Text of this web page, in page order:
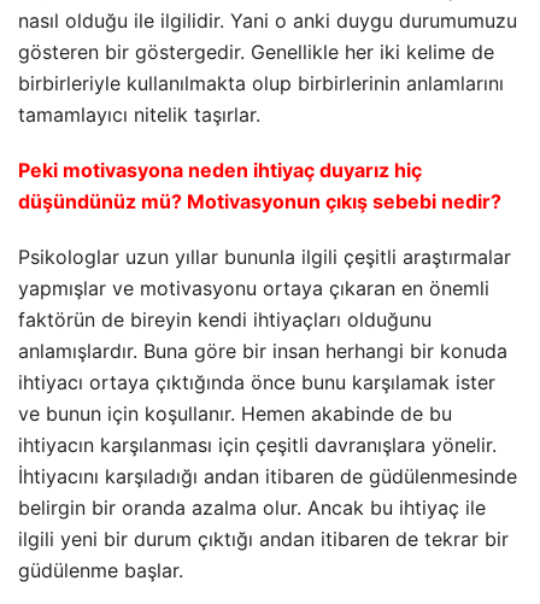
nasıl olduğu ile ilgilidir. Yani o anki duygu durumumuzu
gösteren bir göstergedir. Genellikle her iki kelime de
birbirleriyle kullanılmakta olup birbirlerinin anlamlarını
tamamlayıcı nitelik taşırlar.
Peki motivasyona neden ihtiyaç duyarız hiç
düşündünüz mü? Motivasyonun çıkış sebebi nedir?
Psikologlar uzun yıllar bununla ilgili çeşitli araştırmalar
yapmışlar ve motivasyonu ortaya çıkaran en önemli
faktörün de bireyin kendi ihtiyaçları olduğunu
anlamışlardır. Buna göre bir insan herhangi bir konuda
ihtiyacı ortaya çıktığında önce bunu karşılamak ister
ve bunun için koşullanır. Hemen akabinde de bu
ihtiyacın karşılanması için çeşitli davranışlara yönelir.
İhtiyacını karşıladığı andan itibaren de güdülenmesinde
belirgin bir oranda azalma olur. Ancak bu ihtiyaç ile
ilgili yeni bir durum çıktığı andan itibaren de tekrar bir
güdülenme başlar.